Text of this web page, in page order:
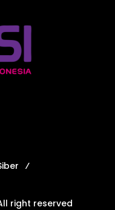
right reserved